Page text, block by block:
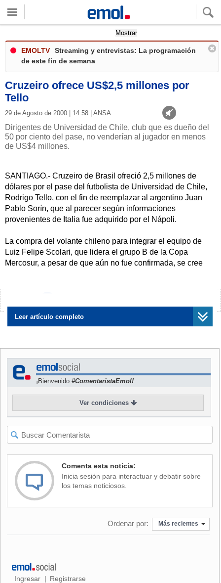
Mostrar
EMOLTV
Streaming y entrevistas: La programación
de este fin de semana
Cruzeiro ofrece US$2,5 millones por
Tello
29 de Agosto de 2000 | 14:58 | ANSA
Dirigentes de Universidad de Chile, club que es dueño del
50 por ciento del pase, no venderían al jugador en menos
de US$4 millones.
SANTIAGO.- Cruzeiro de Brasil ofreció 2,5 millones de
dólares por el pase del futbolista de Universidad de Chile,
Rodrigo Tello, con el fin de reemplazar al argentino Juan
Pablo Sorín, que al parecer según informaciones
provenientes de Italia fue adquirido por el Nápoli.
La compra del volante chileno para integrar el equipo de
Luiz Felipe Scolari, que lidera el grupo B de la Copa
Mercosur, a pesar de que aún no fue confirmada, se cree
El empresario argentino Gustavo Mascardi, quien
representa a ambos jugadores, y además es dueño de la
mitad del pase de Tello, por el que invirtió 1,5 millones de
Según las mismas fuentes, Universidad de Chile no está de
acuerdo con los 2,5 millones de dólares ofrecidos por
Cruzeiro y sus dirigentes aseguraron que "no vale menos
de cuatro millones de dólares".
Leer artículo completo
¡Bienvenido #ComentaristaEmol!
Ver condiciones
Comenta esta noticia:
Inicia sesión para interactuar y debatir sobre
los temas noticiosos.
Ordenar por: Más recientes
Ingresar Registrarse